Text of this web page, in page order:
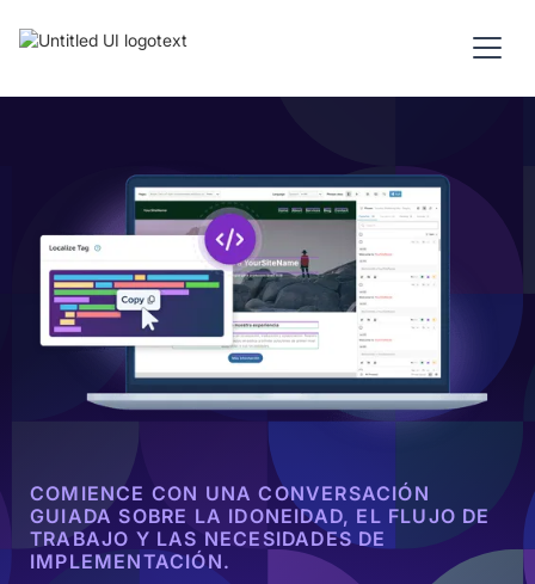
COMIENCE CON UNA CONVERSACIÓN
GUIADA SOBRE LA IDONEIDAD, EL FLUJO DE
TRABAJO Y LAS NECESIDADES DE
IMPLEMENTACIÓN.